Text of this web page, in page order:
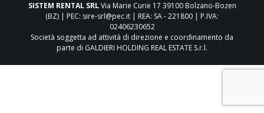
SISTEM RENTAL SRLVia Marie Curie 17 39100 Bolzano-Bozen
(BZ) | PEC: sire-srl@pec.it | REA: SA - 221800 | P.IVA:
02406230652
Società soggetta ad attività di direzione e coordinamento da
parte di GALDIERI HOLDING REAL ESTATE S.r.l.